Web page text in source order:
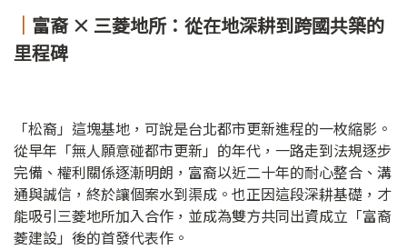
｜ 富裔 × 三菱地所：從在地深耕到跨國共築的
里程碑
「松裔」這塊基地，可說是台北都市更新進程的一枚縮影。
從早年「無人願意碰都市更新」的年代，一路走到法規逐步
完備、權利關係逐漸明朗，富裔以近二十年的耐心整合、溝
通與誠信，終於讓個案水到渠成。也正因這段深耕基礎，才
能吸引三菱地所加入合作，並成為雙方共同出資成立「富裔
菱建設」後的首發代表作。